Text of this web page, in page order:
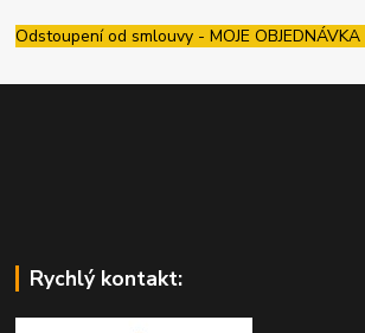
Odstoupení od smlouvy - MOJE
Rychlý kontakt: